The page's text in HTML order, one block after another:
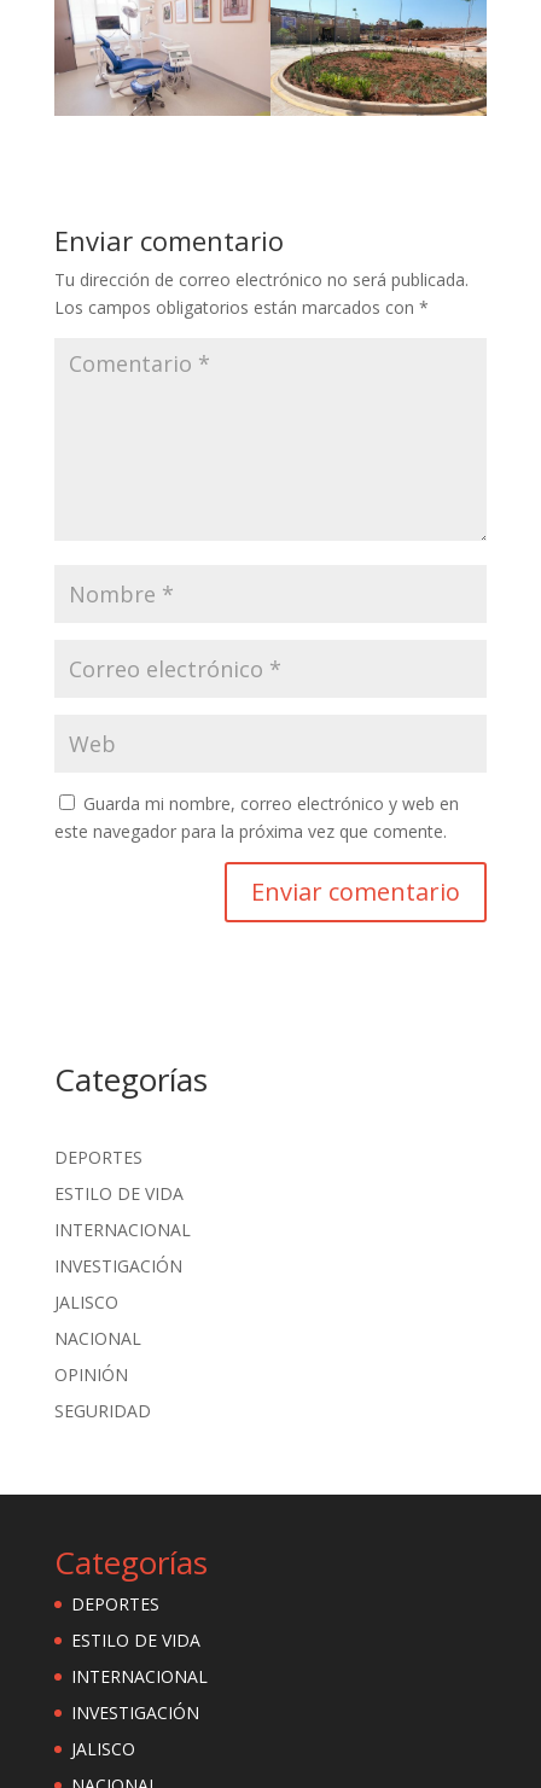
Enviar comentario
Tu dirección de correo electrónico no será publicada.
Los campos obligatorios están marcados con *
Guarda mi nombre, correo electrónico y web en
este navegador para la próxima vez que comente.
Categorías
DEPORTES
ESTILO DE VIDA
INTERNACIONAL
INVESTIGACIÓN
JALISCO
NACIONAL
OPINIÓN
SEGURIDAD
Categorías
DEPORTES
ESTILO DE VIDA
INTERNACIONAL
INVESTIGACIÓN
JALISCO